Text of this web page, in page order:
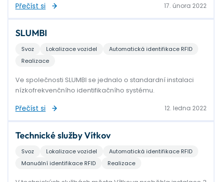
Přečíst si 17. února 2022
SLUMBI
Svoz Lokalizace vozidel
Automatická identifikace RFID
Realizace
Ve společnosti SLUMBI se jednalo o standardní instalaci
nízkofrekvenčního identifikačního systému.
Přečíst si 12. ledna 2022
Technické služby Vítkov
Svoz Lokalizace vozidel
Automatická identifikace RFID
Manuální identifikace RFID
Realizace